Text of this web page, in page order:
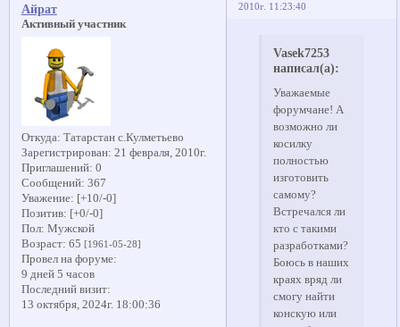
2010г. 11:23:40
Айрат
Активный участник
Откуда: Татарстан с.Кулметьево
Зарегистрирован: 21 февраля, 2010г.
Приглашений: 0
Сообщений: 367
Уважение: [+10/-0]
Позитив: [+0/-0]
Пол: Мужской
Возраст: 65 [1961-05-28]
Провел на форуме:
9 дней 5 часов
Последний визит:
13 октября, 2024г. 18:00:36
Vasek7253
написал(а):
Уважаемые
форумчане! А
возможно ли
косилку
полностью
изготовить
самому?
Встречался ли
кто с такими
разработками?
Боюсь в наших
краях вряд ли
смогу найти
конскую или